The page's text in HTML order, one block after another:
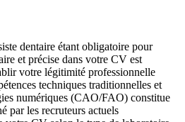
dentaire étant obligatoire pour
et précise dans votre CV est
votre légitimité professionnelle
techniques traditionnelles et
numériques (CAO/FAO) constitue
par les recruteurs actuels